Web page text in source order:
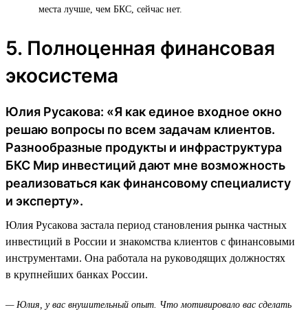
места лучше, чем БКС, сейчас нет.
5. Полноценная финансовая
экосистема
Юлия Русакова: «Я как единое входное окно
решаю вопросы по всем задачам клиентов.
Разнообразные продукты и инфраструктура
БКС Мир инвестиций дают мне возможность
реализоваться как финансовому специалисту
и эксперту».
Юлия Русакова застала период становления рынка частных
инвестиций в России и знакомства клиентов с финансовыми
инструментами. Она работала на руководящих должностях
в крупнейших банках России.
— Юлия, у вас внушительный опыт. Что мотивировало вас сделать